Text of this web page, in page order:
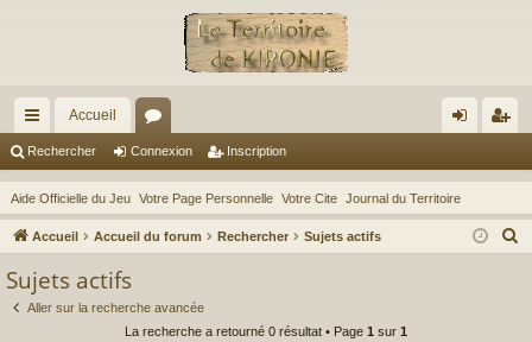
ac
co
ur
ci
s
Accueil
or
u
m
s
ne
xi
on
cri
pti
on
Rechercher Connexion Inscription
Aide Officielle du Jeu Votre Page Personnelle Votre Cite Journal du Territoire
Accueil Accueil du forum Rechercher Sujets actifs
Sujets actifs
Aller sur la recherche avancée
La recherche a retourné 0 résultat • Page 1 sur 1